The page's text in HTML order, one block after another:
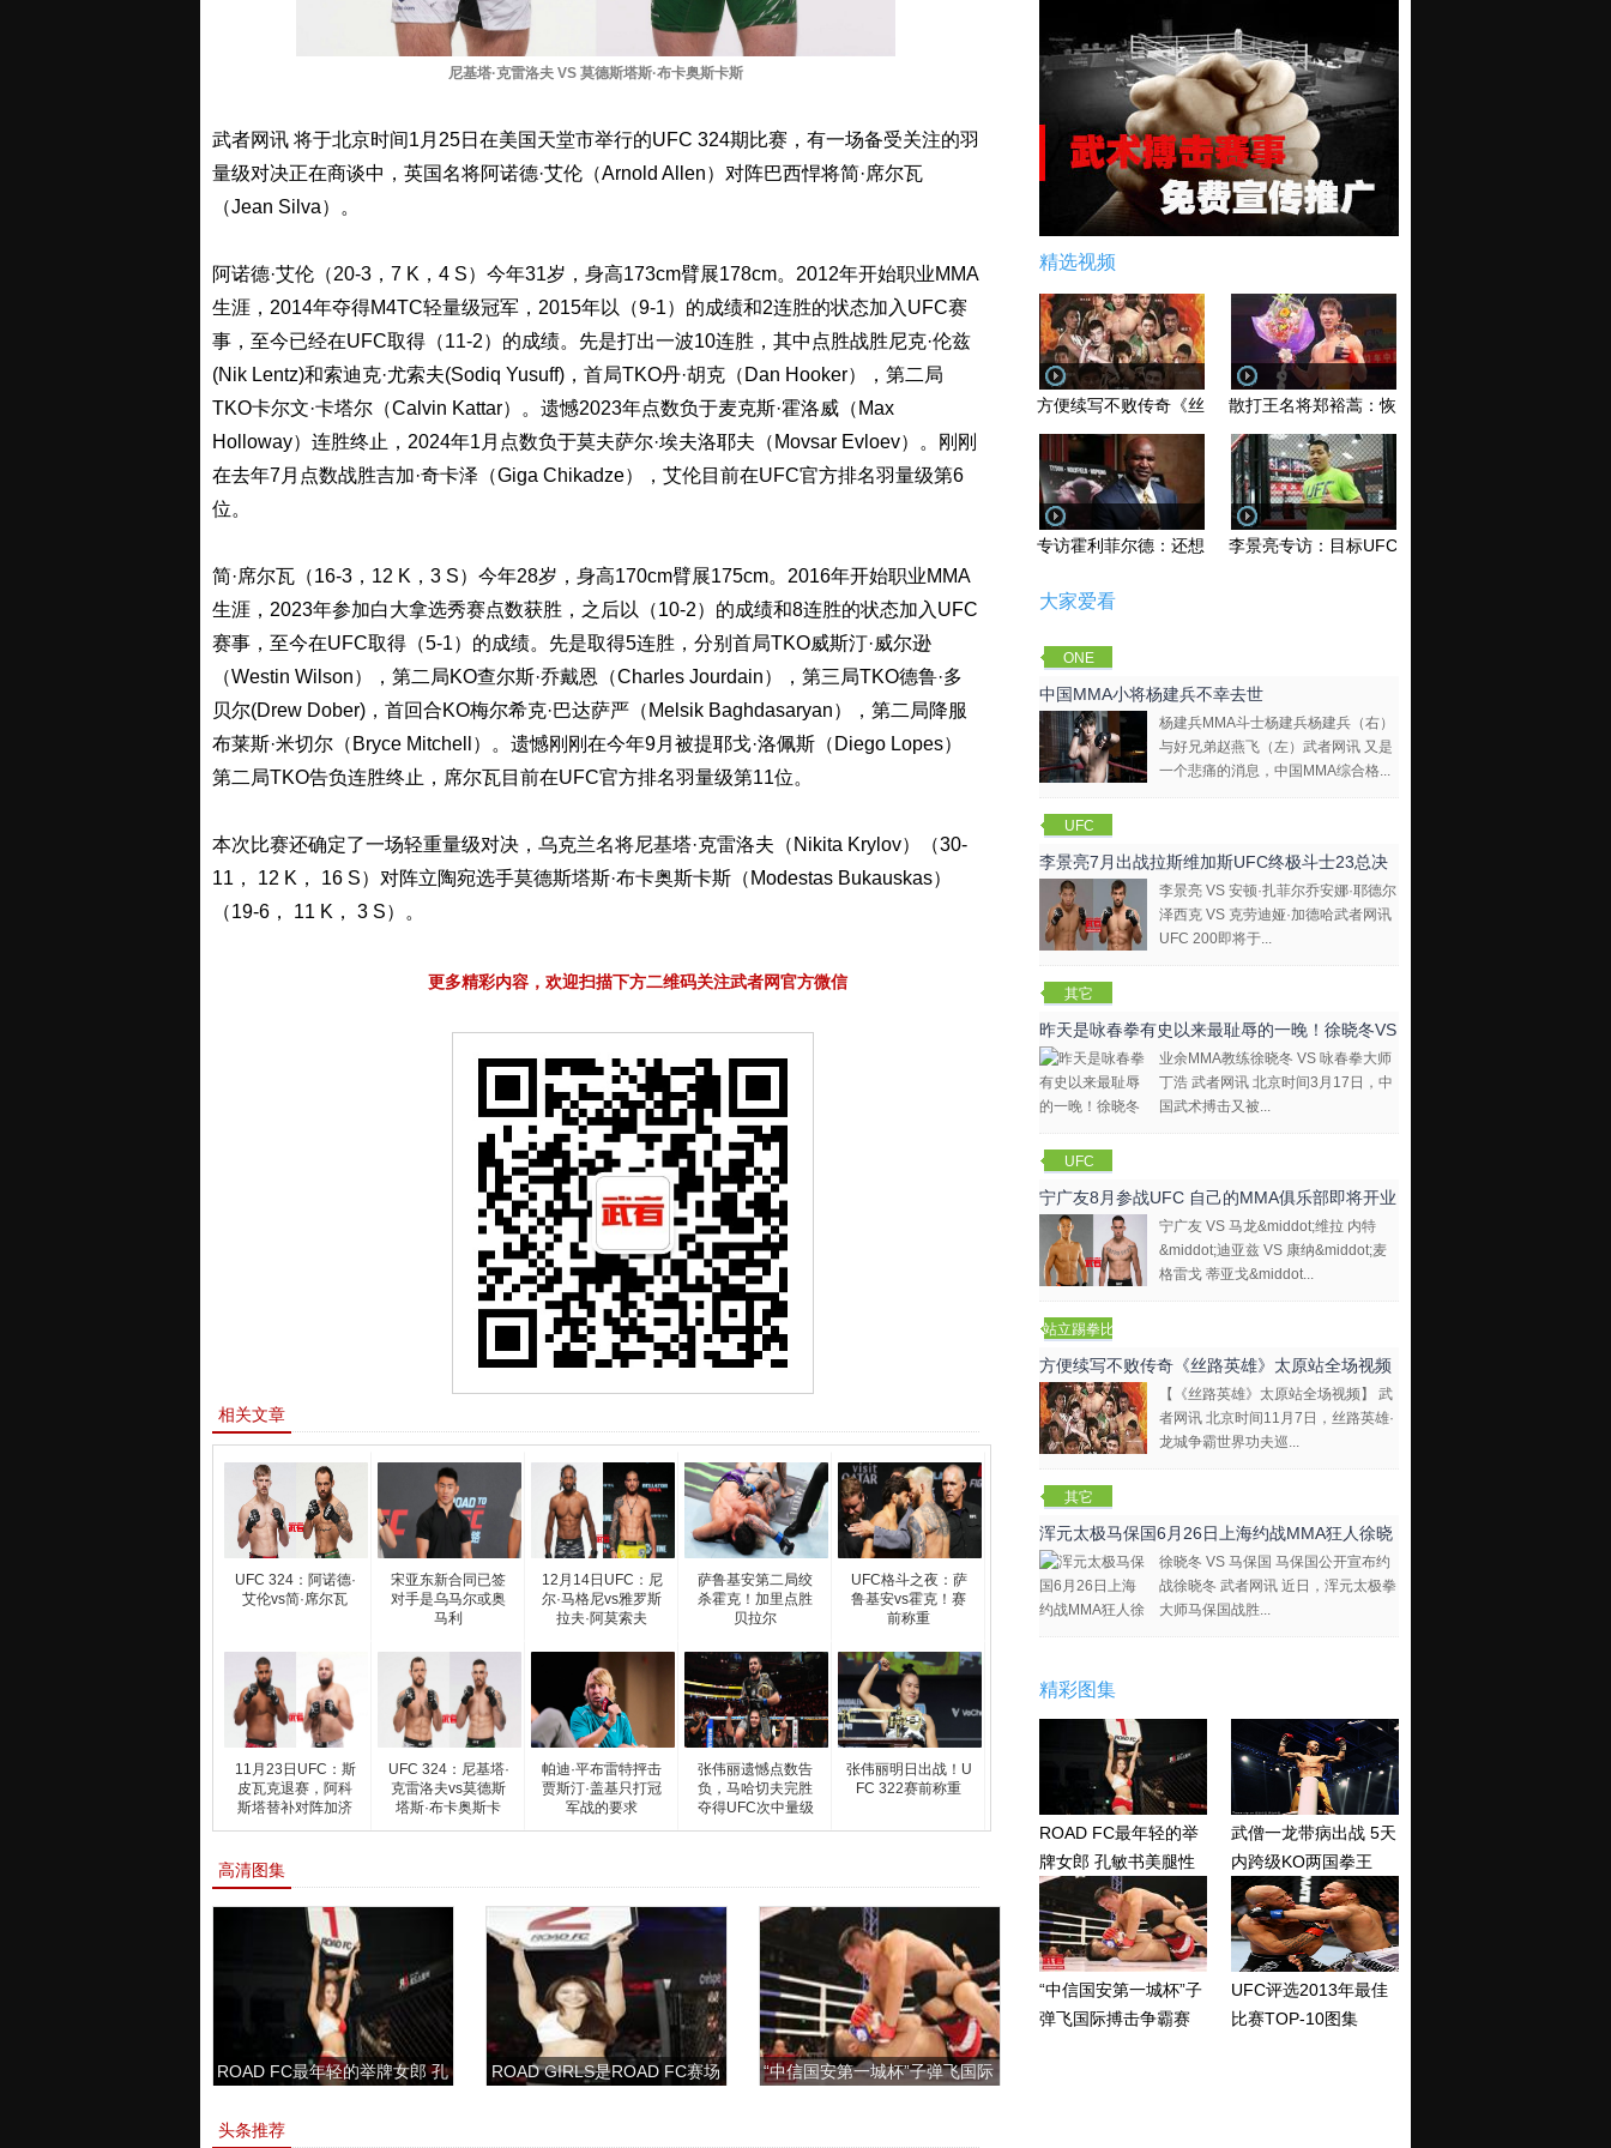
尼基塔·克雷洛夫 VS 莫德斯塔斯·布卡奥斯卡斯
武者网讯 将于北京时间1月25日在美国天堂市举行的UFC 324期比赛，有一场备受关注的羽
量级对决正在商谈中，英国名将阿诺德·艾伦（Arnold Allen）对阵巴西悍将简·席尔瓦
（Jean Silva）。
阿诺德·艾伦（20-3，7 K，4 S）今年31岁，身高173cm臂展178cm。2012年开始职业MMA
生涯，2014年夺得M4TC轻量级冠军，2015年以（9-1）的成绩和2连胜的状态加入UFC赛
事，至今已经在UFC取得（11-2）的成绩。先是打出一波10连胜，其中点胜战胜尼克·伦兹
(Nik Lentz)和索迪克·尤索夫(Sodiq Yusuff)，首局TKO丹·胡克（Dan Hooker），第二局
TKO卡尔文·卡塔尔（Calvin Kattar）。遗憾2023年点数负于麦克斯·霍洛威（Max
Holloway）连胜终止，2024年1月点数负于莫夫萨尔·埃夫洛耶夫（Movsar Evloev）。刚刚
在去年7月点数战胜吉加·奇卡泽（Giga Chikadze），艾伦目前在UFC官方排名羽量级第6
位。
简·席尔瓦（16-3，12 K，3 S）今年28岁，身高170cm臂展175cm。2016年开始职业MMA
生涯，2023年参加白大拿选秀赛点数获胜，之后以（10-2）的成绩和8连胜的状态加入UFC
赛事，至今在UFC取得（5-1）的成绩。先是取得5连胜，分别首局TKO威斯汀·威尔逊
（Westin Wilson），第二局KO查尔斯·乔戴恩（Charles Jourdain），第三局TKO德鲁·多
贝尔(Drew Dober)，首回合KO梅尔希克·巴达萨严（Melsik Baghdasaryan），第二局降服
布莱斯·米切尔（Bryce Mitchell）。遗憾刚刚在今年9月被提耶戈·洛佩斯（Diego Lopes）
第二局TKO告负连胜终止，席尔瓦目前在UFC官方排名羽量级第11位。
本次比赛还确定了一场轻重量级对决，乌克兰名将尼基塔·克雷洛夫（Nikita Krylov）（30-
11， 12 K， 16 S）对阵立陶宛选手莫德斯塔斯·布卡奥斯卡斯（Modestas Bukauskas）
（19-6， 11 K， 3 S）。
更多精彩内容，欢迎扫描下方二维码关注武者网官方微信
相关文章
UFC 324：阿诺德·
艾伦vs简·席尔瓦
宋亚东新合同已签
对手是乌马尔或奥
马利
12月14日UFC：尼
尔·马格尼vs雅罗斯
拉夫·阿莫索夫
萨鲁基安第二局绞
杀霍克！加里点胜
贝拉尔
UFC格斗之夜：萨
鲁基安vs霍克！赛
前称重
11月23日UFC：斯
皮瓦克退赛，阿科
斯塔替补对阵加济
耶夫
UFC 324：尼基塔·
克雷洛夫vs莫德斯
塔斯·布卡奥斯卡
帕迪·平布雷特抨击
贾斯汀·盖基只打冠
军战的要求
张伟丽遗憾点数告
负，马哈切夫完胜
夺得UFC次中量级
金
张伟丽明日出战！U
FC 322赛前称重
高清图集
ROAD FC最年轻的举牌女郎 孔
ROAD GIRLS是ROAD FC赛场
“中信国安第一城杯”子弹飞国际
头条推荐
精选视频
方便续写不败传奇《丝路英雄》太原站全场视频
散打王名将郑裕蒿：恢复训练 有望回归擂台
专访霍利菲尔德：还想再和泰森干一架！李景亮专访：目标UFC金腰带 不做打酱油
大家爱看
ONE
Champions
hip
中国MMA小将杨建兵不幸去世
杨建兵MMA斗士杨建兵杨建兵（右）
与好兄弟赵燕飞（左）武者网讯 又是
一个悲痛的消息，中国MMA综合格...
UFC
李景亮7月出战拉斯维加斯UFC终极斗士23总决
李景亮 VS 安顿·扎菲尔乔安娜·耶德尔
泽西克 VS 克劳迪娅·加德哈武者网讯
UFC 200即将于...
其它
昨天是咏春拳有史以来最耻辱的一晚！徐晓冬VS
咏春拳大师
业余MMA教练徐晓冬 VS 咏春拳大师
丁浩 武者网讯 北京时间3月17日，中
国武术搏击又被...
UFC
宁广友8月参战UFC 自己的MMA俱乐部即将开业
宁广友 VS 马龙&middot;维拉 内特
&middot;迪亚兹 VS 康纳&middot;麦
格雷戈 蒂亚戈&middot...
站立踢拳比
赛视频
方便续写不败传奇《丝路英雄》太原站全场视频
【《丝路英雄》太原站全场视频】 武
者网讯 北京时间11月7日，丝路英雄·
龙城争霸世界功夫巡...
其它
浑元太极马保国6月26日上海约战MMA狂人徐晓
冬
徐晓冬 VS 马保国 马保国公开宣布约
战徐晓冬 武者网讯 近日，浑元太极拳
大师马保国战胜...
精彩图集
ROAD FC最年轻的举
牌女郎 孔敏书美腿性
感眼神清纯
武僧一龙带病出战 5天
内跨级KO两国拳王
“中信国安第一城杯”子
弹飞国际搏击争霸赛
UFC评选2013年最佳
比赛TOP-10图集